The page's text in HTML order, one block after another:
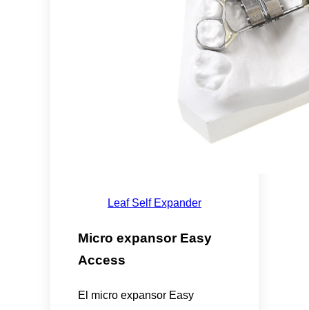
Leaf Self Expander
Micro expansor Easy
Access
El micro expansor Easy